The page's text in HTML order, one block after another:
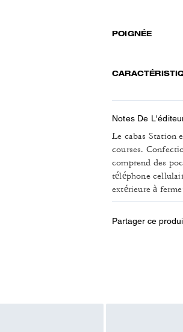
POIGNÉE
Notes De
Le cabas Station
courses.
comprend des
téléphone
extérieure à
Partager ce